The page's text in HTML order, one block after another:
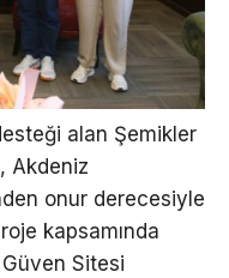
alan Şemikler
Akdeniz
onur derecesiyle
kapsamında
Sitesi